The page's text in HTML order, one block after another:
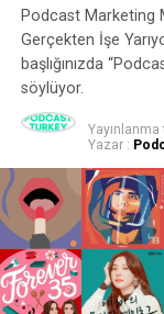
Podcast Marketing
Gerçekten İşe
başlığınızda
söylüyor.
Yayınlanma
Yazar :